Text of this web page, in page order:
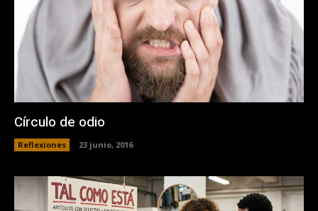
Círculo de odio
Reflexiones 23 junio, 2016